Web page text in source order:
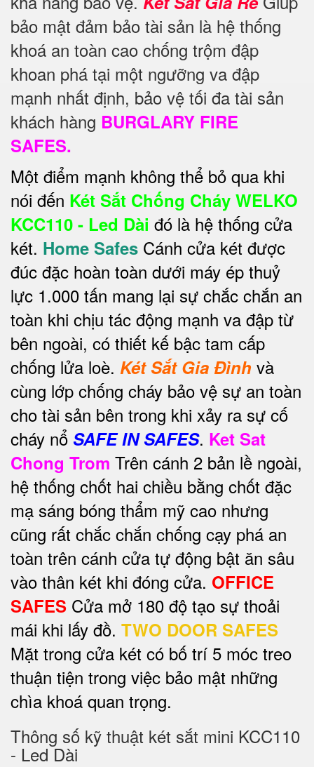
bảo mật đảm bảo tài sản là hệ thống
khoá an toàn cao chống trộm đập
khoan phá tại một ngưỡng va đập
mạnh nhất định, bảo vệ tối đa tài sản
khách hàng BURGLARY FIRE
SAFES.
Một điểm mạnh không thể bỏ qua khi
nói đến Két Sắt Chống Cháy WELKO
KCC110 - Led Dài đó là hệ thống cửa
két. Home Safes Cánh cửa két được
đúc đặc hoàn toàn dưới máy ép thuỷ
lực 1.000 tấn mang lại sự chắc chắn an
toàn khi chịu tác động mạnh va đập từ
bên ngoài, có thiết kế bậc tam cấp
chống lửa loè. Két Sắt Gia Đình và
cùng lớp chống cháy bảo vệ sự an toàn
cho tài sản bên trong khi xảy ra sự cố
cháy nổ SAFE IN SAFES. Ket Sat
Chong Trom Trên cánh 2 bản lề ngoài,
hệ thống chốt hai chiều bằng chốt đặc
mạ sáng bóng thẩm mỹ cao nhưng
cũng rất chắc chắn chống cạy phá an
toàn trên cánh cửa tự động bật ăn sâu
vào thân két khi đóng cửa. OFFICE
SAFES Cửa mở 180 độ tạo sự thoải
mái khi lấy đồ. TWO DOOR SAFES
Mặt trong cửa két có bố trí 5 móc treo
thuận tiện trong việc bảo mật những
chìa khoá quan trọng.
Thông số kỹ thuật két sắt mini KCC110
- Led Dài